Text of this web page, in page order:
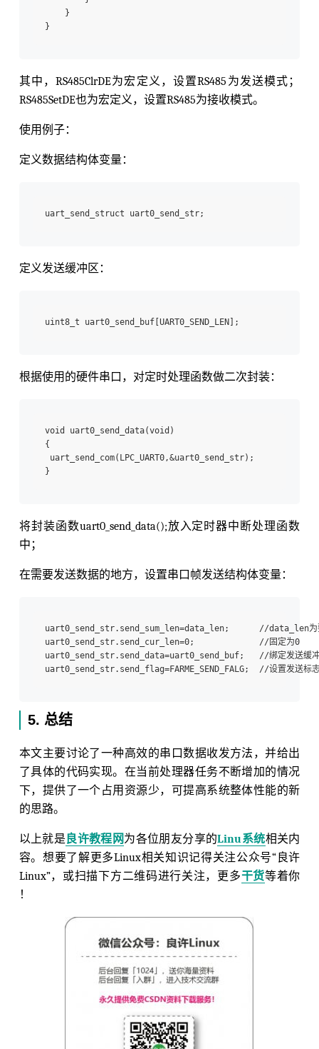
}
其中，RS485ClrDE为宏定义，设置RS485为发送模式；
RS485SetDE也为宏定义，设置RS485为接收模式。
使用例子：
定义数据结构体变量：
定义发送缓冲区：
根据使用的硬件串口，对定时处理函数做二次封装：
void uart0_send_data(void)
{
uart_send_com(LPC_UART0,&uart0_send_str);
将封装函数uart0_send_data();放入定时器中断处理函数
中；
在需要发送数据的地方，设置串口帧发送结构体变量：
uart0_send_str.send_sum_len=data_len;      //data_len为
uart0_send_str.send_cur_len=0;             //固定为0
uart0_send_str.send_data=uart0_send_buf;   //绑定发送缓
5. 总结
本文主要讨论了一种高效的串口数据收发方法，并给出
了具体的代码实现。在当前处理器任务不断增加的情况
下，提供了一个占用资源少，可提高系统整体性能的新
的思路。
以上就是良许教程网为各位朋友分享的Linu系统相关内
容。想要了解更多Linux相关知识记得关注公众号“良许
Linux”，或扫描下方二维码进行关注，更多干货等着你
！